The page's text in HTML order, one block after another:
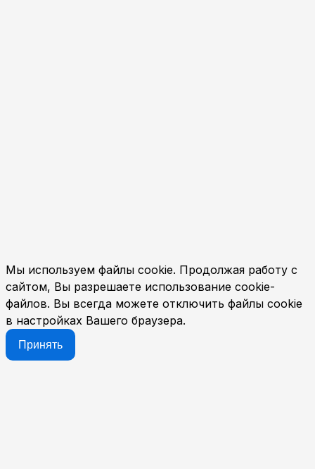
Мы используем файлы cookie. Продолжая работу с
сайтом, Вы разрешаете использование cookie-
файлов. Вы всегда можете отключить файлы cookie
в настройках Вашего браузера.
Принять